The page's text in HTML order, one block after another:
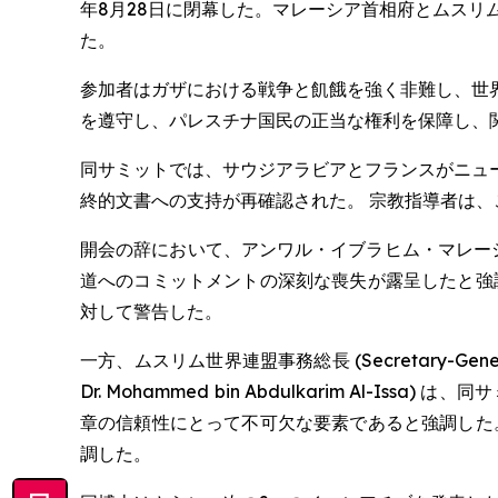
年8月28日に閉幕した。マレーシア首相府とムス
た。
参加者はガザにおける戦争と飢餓を強く非難し、
を遵守し、パレスチナ国民の正当な権利を保障し
同サミットでは、サウジアラビアとフランスがニ
終的文書への支持が再確認された。 宗教指導者は
開会の辞において、アンワル・イブラヒム・マレ
道へのコミットメントの深刻な喪失が露呈したと
対して警告した。
一方、ムスリム世界連盟事務総長 (Secretary-
Dr. Mohammed bin Abdulkarim Al-Issa) は、同サ
章の信頼性にとって不可欠な要素であると強調し
調した。